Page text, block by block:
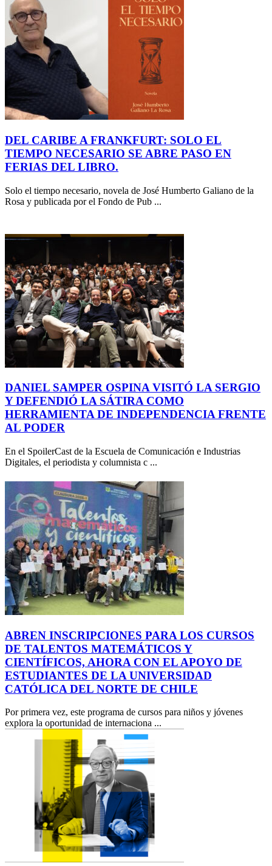
DEL CARIBE A FRANKFURT: SOLO EL
TIEMPO NECESARIO SE ABRE PASO EN
FERIAS DEL LIBRO.
Solo el tiempo necesario, novela de José Humberto Galiano de la
Rosa y publicada por el Fondo de Pub ...
DANIEL SAMPER OSPINA VISITÓ LA SERGIO
Y DEFENDIÓ LA SÁTIRA COMO
HERRAMIENTA DE INDEPENDENCIA FRENTE
AL PODER
En el SpoilerCast de la Escuela de Comunicación e Industrias
Digitales, el periodista y columnista c ...
ABREN INSCRIPCIONES PARA LOS CURSOS
DE TALENTOS MATEMÁTICOS Y
CIENTÍFICOS, AHORA CON EL APOYO DE
ESTUDIANTES DE LA UNIVERSIDAD
CATÓLICA DEL NORTE DE CHILE
Por primera vez, este programa de cursos para niños y jóvenes
explora la oportunidad de internaciona ...